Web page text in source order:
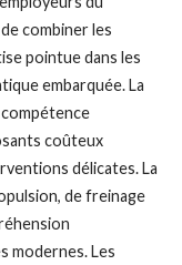
combiner les
pointue dans les
embarquée. La
coûteux
délicates. La
de freinage
modernes. Les